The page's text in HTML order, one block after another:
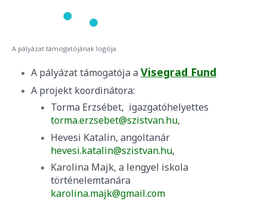
A pályázat támogatójának logója
A pályázat támogatója aVisegrad Fund
A projekt koordinátora:
Torma Erzsébet, igazgatóhelyettes
torma.erzsebet@szistvan.hu,
Hevesi Katalin, angoltanár
hevesi.katalin@szistvan.hu,
Karolina Majk, a lengyel iskola
történelemtanára
karolina.majk@gmail.com